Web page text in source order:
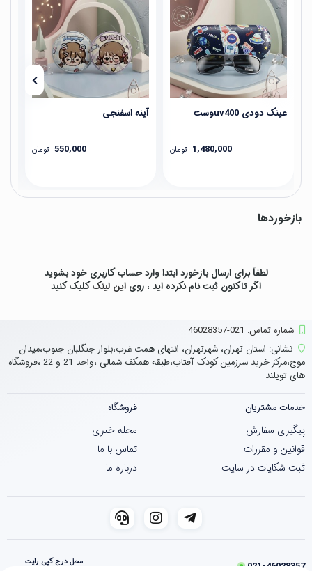
عینک دودی uv400وست
1,480,000 تومان
آینه اسفنجی
550,000 تومان
بازخوردها
لطفاً برای ارسال بازخورد ابتدا وارد حساب کاربری خود بشوید
اگر تاکنون ثبت نام نکرده اید ، روی این لینککلیک کنید
شماره تماس‌: 021-46028357
نشانی: استان تهران، شهرتهران، انتهای همت غرب،بلوار جنگلبان جنوب،میدان
موج،مرکز خرید سرزمین کودک آفتاب،طبقه همکف شمالی ،واحد 21 و 22 ،فروشگاه
های تویلند
خدمات مشتریان
پیگیری سفارش
قوانین و مقررات
ثبت شکایات در سایت
فروشگاه
مجله خبری
تماس با ما
درباره ما
021-46028357
محل درج کپی رایت